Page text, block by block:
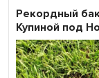
Рекордный
Купиной под